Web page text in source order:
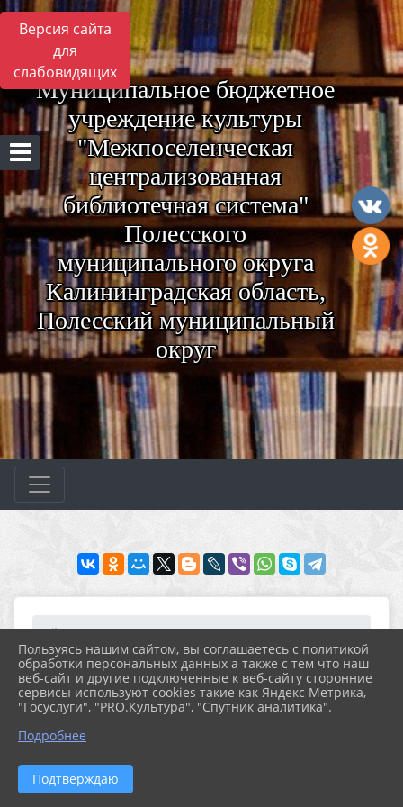
Версия сайта
для
слабовидящих
Муниципальное бюджетное
учреждение культуры
"Межпоселенческая
централизованная
библиотечная система"
Полесского
муниципального округа
Калининградская область,
Полесский муниципальный
округ
Главная
ЧИТАТЕЛЯМ
Библиофреш (новые пост...
Абонемент ЦМБ
Шорохов, Алексей Алекс...
01.08.2025 08:52
ШОРОХОВ, АЛЕКСЕЙ АЛЕКСЕЕВИЧ.
Пользуясь нашим сайтом, вы соглашаетесь с политикой
обработки персональных данных а также с тем что наш
веб-сайт и другие подключенные к веб-сайту сторонние
сервисы используют cookies такие как Яндекс Метрика,
"Госуслуги", "PRO.Культура", "Спутник аналитика".
Подробнее
Подтверждаю